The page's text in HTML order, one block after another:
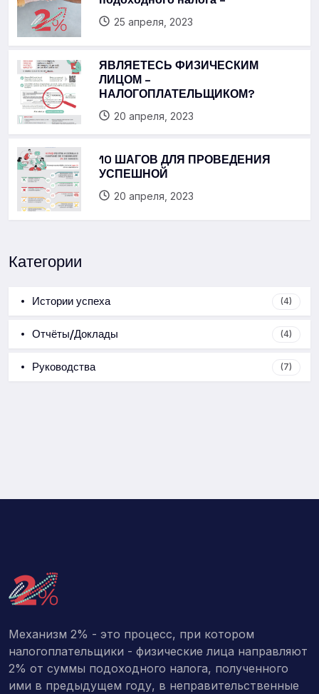
25 апреля, 2023
ЯВЛЯЕТЕСЬ ФИЗИЧЕСКИМ
ЛИЦОМ –
НАЛОГОПЛАТЕЛЬЩИКОМ?
20 апреля, 2023
10 ШАГОВ ДЛЯ ПРОВЕДЕНИЯ
УСПЕШНОЙ
20 апреля, 2023
Категории
Истории успеха (4)
Отчёты/Доклады (4)
Руководства (7)
Механизм 2% - это процесс, при котором
налогоплательщики - физические лица направляют
2% от суммы подоходного налога, полученного
ими в предыдущем году, в неправительственные